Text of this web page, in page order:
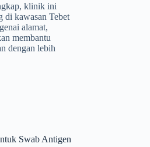
klinik ini
di kawasan Tebet
alamat,
membantu
dengan lebih
Swab Antigen